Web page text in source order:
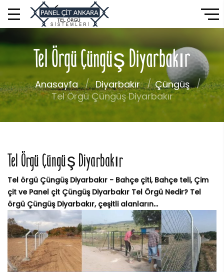
Tel Örgü Çüngüş Diyarbakır
Anasayfa Diyarbakır
Çüngüş
Tel Örgü Çüngüş Diyarbakır
Tel Örgü Çüngüş Diyarbakır
Tel örgü Çüngüş Diyarbakır - Bahçe çiti, Bahçe teli, Çim
çit ve Panel çit Çüngüş Diyarbakır Tel Örgü Nedir? Tel
örgü Çüngüş Diyarbakır, çeşitli alanların...